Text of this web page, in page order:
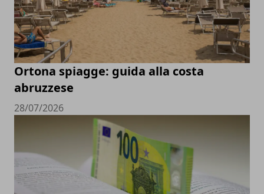
Ortona spiagge: guida alla costa
abruzzese
28/07/2026